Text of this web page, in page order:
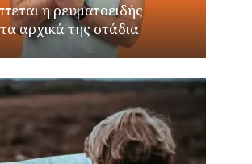
η ρευματοειδής
αρχικά της στάδια